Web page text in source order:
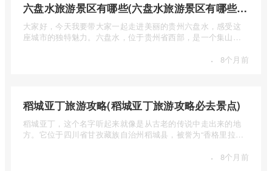
六盘水旅游景区有哪些(六盘水旅游景区有哪些景点值得去)
大家好，今天我要带大家一起走进美丽的贵州六盘水，感受这
座城市的独特魅力。六盘水，位于贵州省西部，是一个集山水
· 8个月前
稻城亚丁旅游攻略(稻城亚丁旅游攻略必去景点)
稻城亚丁，这个名字听起来就像是从古老的传说中走出来的地
方。它位于四川省甘孜藏族自治州稻城县，被誉为“香格里拉的
· 8个月前